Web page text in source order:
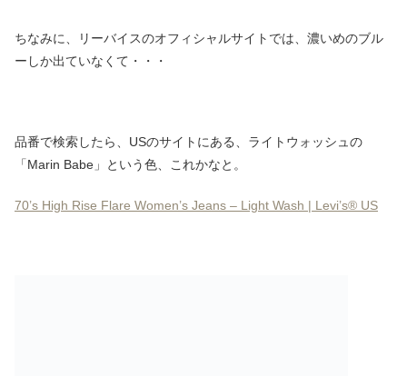
ちなみに、リーバイスのオフィシャルサイトでは、濃いめのブル
ーしか出ていなくて・・・
品番で検索したら、USのサイトにある、ライトウォッシュの
「Marin Babe」という色、これかなと。
70’s High Rise Flare Women’s Jeans – Light Wash | Levi’s® US